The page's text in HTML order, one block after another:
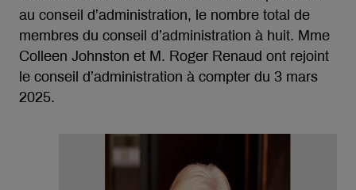
au conseil d’administration, le nombre total de
membres du conseil d’administration à huit. Mme
Colleen Johnston et M. Roger Renaud ont rejoint
le conseil d’administration à compter du 3 mars
2025.